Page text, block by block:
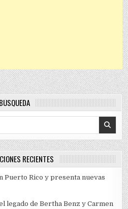
BÚSQUEDA
RECIENTES
Puerto Rico y presenta nuevas
legado de Bertha Benz y Carmen